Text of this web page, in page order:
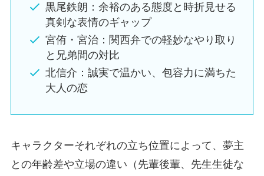
黒尾鉄朗：余裕のある態度と時折見せる
真剣な表情のギャップ
宮侑・宮治：関西弁での軽妙なやり取り
と兄弟間の対比
北信介：誠実で温かい、包容力に満ちた
大人の恋
キャラクターそれぞれの立ち位置によって、夢主
との年齢差や立場の違い（先輩後輩、先生生徒な